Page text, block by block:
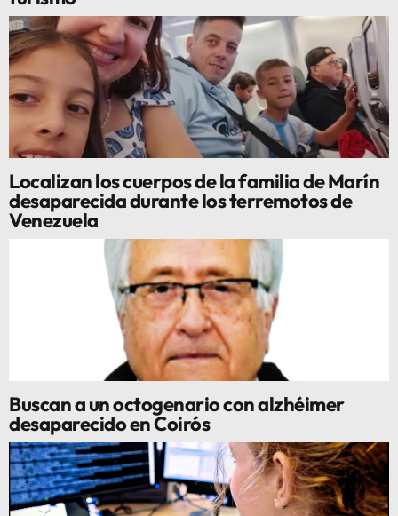
Localizan los cuerpos de la familia de Marín
desaparecida durante los terremotos de
Venezuela
Buscan a un octogenario con alzhéimer
desaparecido en Coirós